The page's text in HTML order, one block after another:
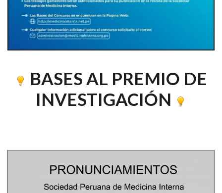
BASES AL PREMIO DE
INVESTIGACIÓN